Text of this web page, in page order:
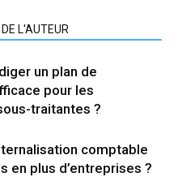
L'AUTEUR
un plan de
pour les
traitantes ?
comptable
en plus d’entreprises ?